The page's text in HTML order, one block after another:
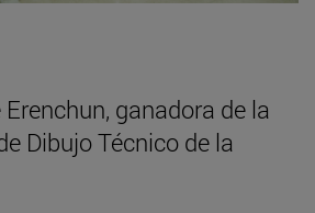
ganadora de la
Dibujo Técnico de la